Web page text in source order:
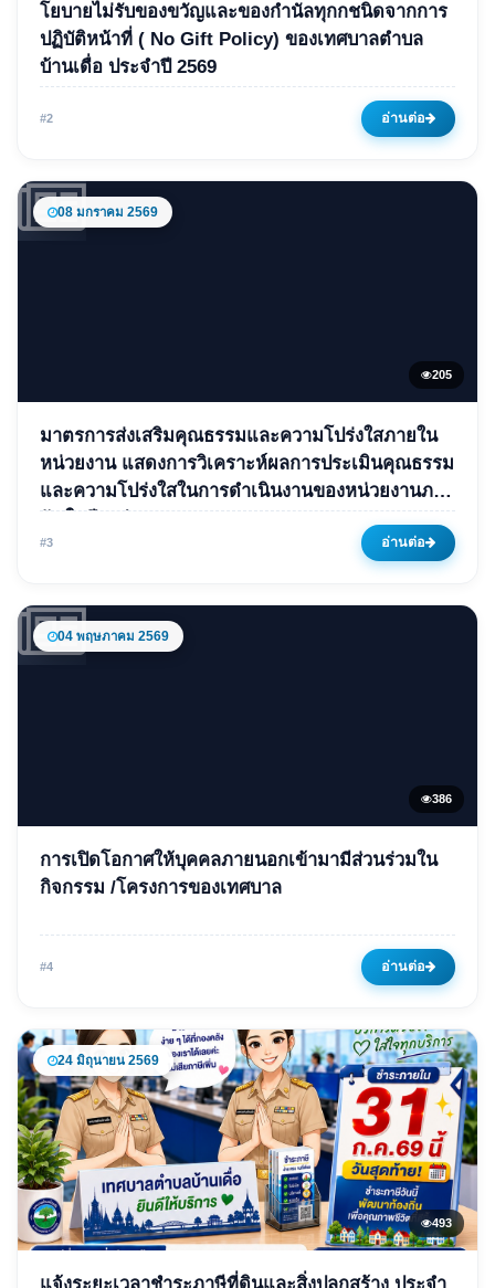
โยบายไม่รับของขวัญและของ
กำนัลทุกกชนิดจากการปฏิบัติ
หน้าที่ ( No Gift Policy) ของ
เทศบาลตำบลบ้านเดื่อ ประจำปี
2569
03 กุมภาพันธ์ 2569
โยบายไม่รับของขวัญและของกำนัลทุกกชนิดจากการ
ปฏิบัติหน้าที่ ( No Gift Policy) ของเทศบาลตำบล
บ้านเดื่อ ประจำปี 2569
#2 อ่านต่อ
08 มกราคม 2569
205
มาตรการส่งเสริมคุณธรรมและ
ความโปร่งใสภายในหน่วยงาน
แสดงการวิเคราะห์ผลการ
ประเมินคุณธรรมและความ
โปร่งใสในการดำเนินงานของ
หน่วยงานภาครัฐ ใน
มาตรการส่งเสริมคุณธรรมและความโปร่งใสภายใน
หน่วยงาน แสดงการวิเคราะห์ผลการประเมินคุณธรรม
และความโปร่งใสในการดำเนินงานของหน่วยงานภาค
รัฐ ในปีงบประมาณ พ.ศ. 2568
#3 อ่านต่อ
04 พฤษภาคม 2569
386
การเปิดโอกาศให้บุคคลภายนอก
เข้ามามีส่วนร่วมในกิจกรรม /
โครงการของเทศบาล
การเปิดโอกาศให้บุคคลภายนอกเข้ามามีส่วนร่วมใน
กิจกรรม /โครงการของเทศบาล
#4 อ่านต่อ
24 มิถุนายน 2569
493
แจ้งระยะเวลาชำระภาษีที่ดินและสิ่งปลูกสร้าง ประจำ